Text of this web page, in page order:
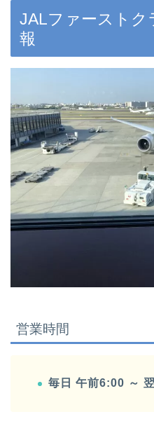
JALファーストク
報
営業時間
毎日 午前6:00 ～